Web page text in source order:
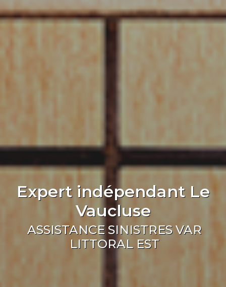
Expert indépendant Le
Vaucluse
ASSISTANCE SINISTRES VAR
LITTORAL EST